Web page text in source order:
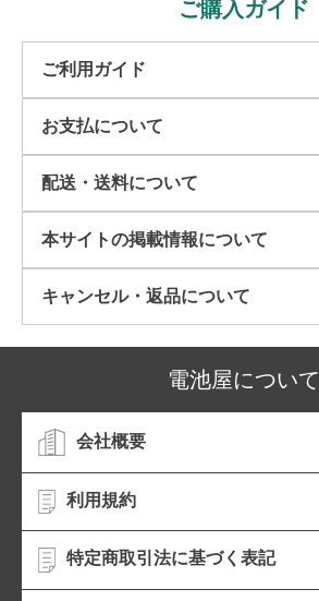
ご購入ガイド
ご利用ガイド
お支払について
配送・送料について
本サイトの掲載情報について​
キャンセル・返品について​
電池屋について
会社概要
利用規約
特定商取引法に基づく表記